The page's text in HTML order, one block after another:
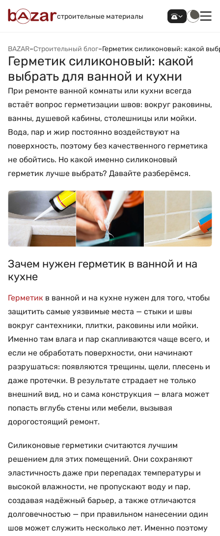
строительные материалы
BAZAR–Строительный блог–Герметик силиконовый: какой
Герметик силиконовый: какой
выбрать для ванной и кухни
При ремонте ванной комнаты или кухни всегда
встаёт вопрос герметизации швов: вокруг раковины,
ванны, душевой кабины, столешницы или мойки.
Вода, пар и жир постоянно воздействуют на
поверхность, поэтому без качественного герметика
не обойтись. Но какой именно силиконовый
герметик лучше выбрать? Давайте разберёмся.
Зачем нужен герметик в ванной и на
кухне
Герметик в ванной и на кухне нужен для того, чтобы
защитить самые уязвимые места — стыки и швы
вокруг сантехники, плитки, раковины или мойки.
Именно там влага и пар скапливаются чаще всего, и
если не обработать поверхности, они начинают
разрушаться: появляются трещины, щели, плесень и
даже протечки. В результате страдает не только
внешний вид, но и сама конструкция — влага может
попасть вглубь стены или мебели, вызывая
дорогостоящий ремонт.
Силиконовые герметики считаются лучшим
решением для этих помещений. Они сохраняют
эластичность даже при перепадах температуры и
высокой влажности, не пропускают воду и пар,
создавая надёжный барьер, а также отличаются
долговечностью — при правильном нанесении один
шов может служить несколько лет. Именно поэтому